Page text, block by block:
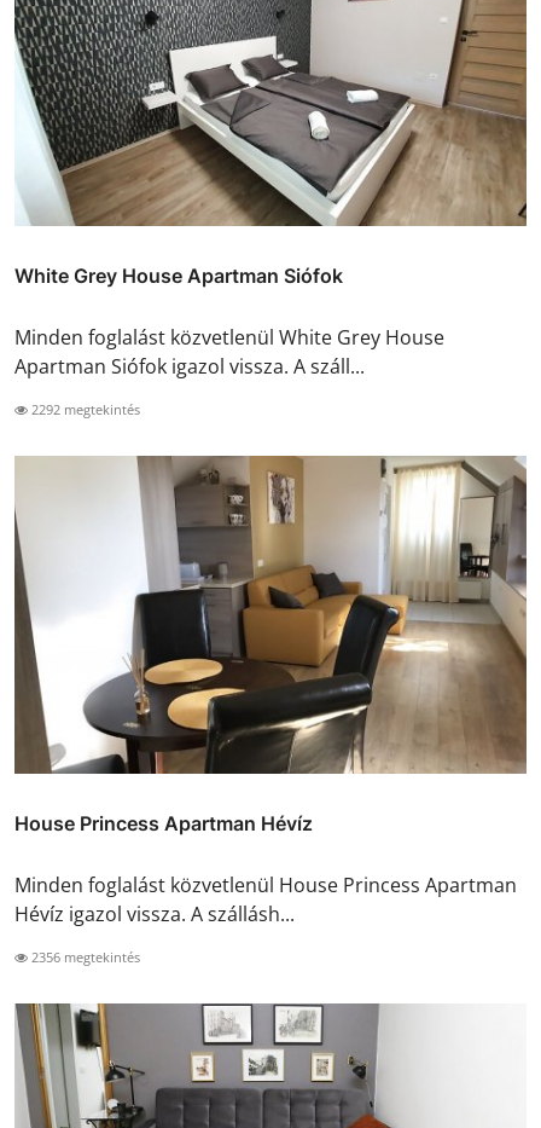
White Grey House Apartman Siófok
Minden foglalást közvetlenül White Grey House
Apartman Siófok igazol vissza. A száll...
2292 megtekintés
House Princess Apartman Hévíz
Minden foglalást közvetlenül House Princess Apartman
Hévíz igazol vissza. A szállásh...
2356 megtekintés